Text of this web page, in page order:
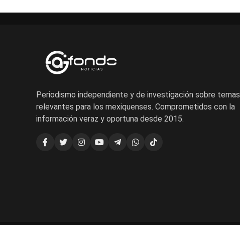
Periodismo independiente y de investigación sobre temas
relevantes para los mexiquenses. Comprometidos con la
información veraz y oportuna desde 2015.